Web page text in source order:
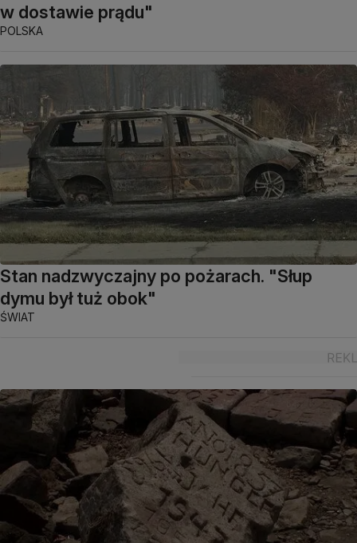
w dostawie prądu"
POLSKA
Stan nadzwyczajny po pożarach. "Słup
dymu był tuż obok"
ŚWIAT